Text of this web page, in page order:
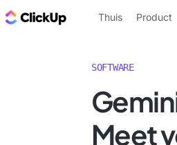
ClickUp Blog
Thuis Product
SOFTWARE
Meet